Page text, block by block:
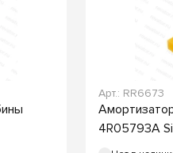
Арт.: RR6673
4R05793A